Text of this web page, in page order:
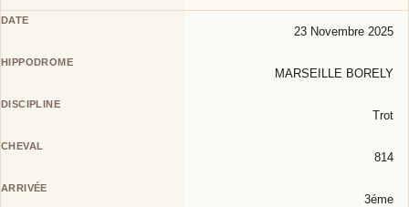
23 Novembre 2025
MARSEILLE BORELY
Trot
814
3éme